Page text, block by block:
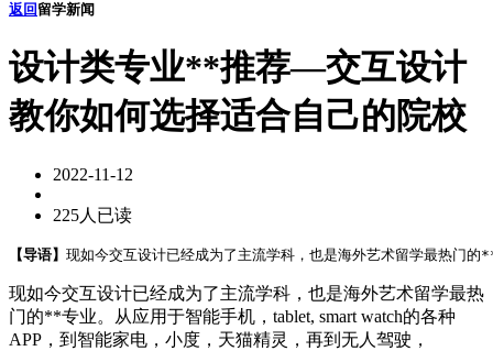
返回 留学新闻
设计类专业**推荐—交互设计
教你如何选择适合自己的院校
2022-11-12
225人已读
【导语】 现如今交互设计已经成为了主流学科，也是海外艺术留学最
现如今交互设计已经成为了主流学科，也是海外艺术留学最热
门的**专业。从应用于智能手机，tablet, smart watch的各种
APP，到智能家电，小度，天猫精灵，再到无人驾驶，